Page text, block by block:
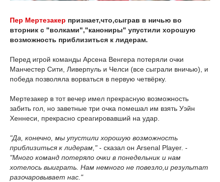
Пер Мертезакер признает,что,сыграв в ничью во
вторник с "волками","канониры" упустили хорошую
возможность приблизиться к лидерам.
Перед игрой команды Арсена Венгера потеряли очки
Манчестер Сити, Ливерпуль и Челси (все сыграли вничью), и
победа позволяла ворваться в первую четвёрку.
Мертезакер в тот вечер имел прекрасную возможность
забить гол, но заветные три очка помешал им взять Уэйн
Хеннеси, прекрасно среагировавший на удар.
"Да, конечно, мы упустили хорошую возможность
приблизиться к лидерам,"- сказал он Arsenal Player. -
"Много команд потеряло очки в понедельник и нам
хотелось выиграть. Нам немного не повезло,и результат
разочаровывает нас."